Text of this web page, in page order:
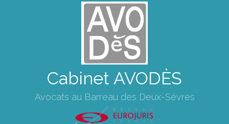
Cabinet AVODÈS
Avocats au Barreau des Deux-Sèvres